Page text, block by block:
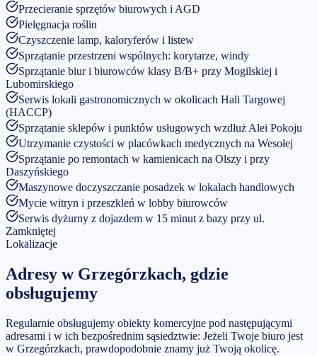
Przecieranie sprzętów biurowych i AGD
Pielęgnacja roślin
Czyszczenie lamp, kaloryferów i listew
Sprzątanie przestrzeni wspólnych: korytarze, windy
Sprzątanie biur i biurowców klasy B/B+ przy Mogilskiej i
Lubomirskiego
Serwis lokali gastronomicznych w okolicach Hali Targowej
(HACCP)
Sprzątanie sklepów i punktów usługowych wzdłuż Alei Pokoju
Utrzymanie czystości w placówkach medycznych na Wesołej
Sprzątanie po remontach w kamienicach na Olszy i przy
Daszyńskiego
Maszynowe doczyszczanie posadzek w lokalach handlowych
Mycie witryn i przeszkleń w lobby biurowców
Serwis dyżurny z dojazdem w 15 minut z bazy przy ul.
Zamkniętej
Lokalizacje
Adresy w Grzegórzkach, gdzie
obsługujemy
Regularnie obsługujemy obiekty komercyjne pod następującymi
adresami i w ich bezpośrednim sąsiedztwie: Jeżeli Twoje biuro jest
w Grzegórzkach, prawdopodobnie znamy już Twoją okolicę.